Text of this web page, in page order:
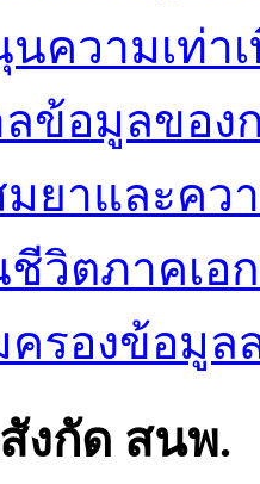
ความเท่า
ข้อมูลของ
ยาและคว
วิตภาคเอ
รองข้อมูล
งกัด สนพ.